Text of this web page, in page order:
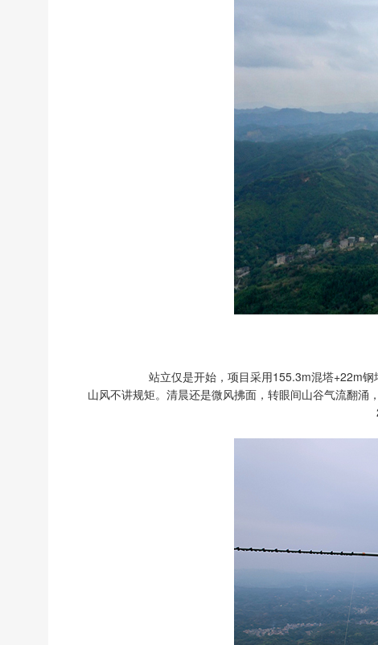
站立仅是开始，项目采用155.3m混塔+22m
山风不讲规矩。清晨还是微风拂面，转眼间山谷气流翻涌